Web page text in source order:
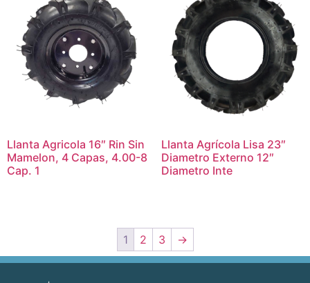
Llanta Agricola 16″ Rin Sin
Mamelon, 4 Capas, 4.00-8
Cap. 1
Llanta Agrícola Lisa 23″
Diametro Externo 12″
Diametro Inte
1 2 3 →